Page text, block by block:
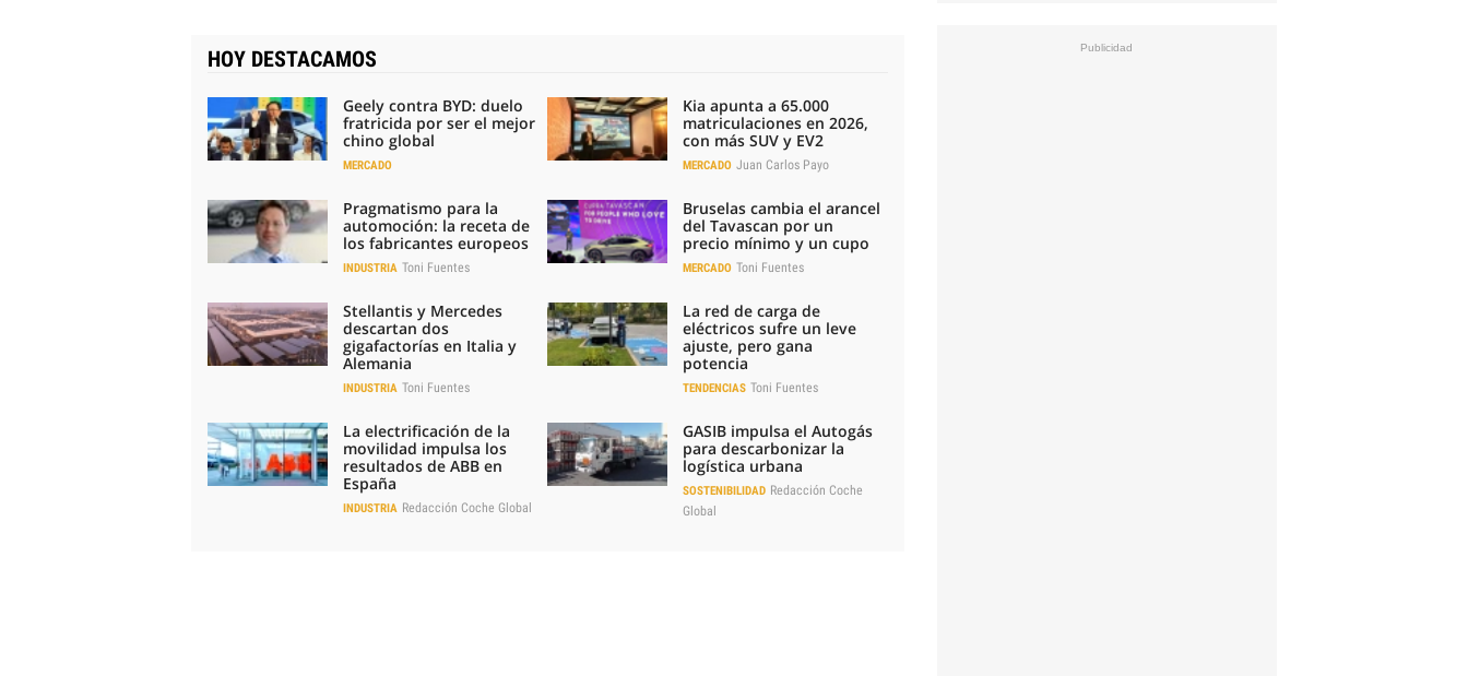
HOY DESTACAMOS
Geely contra BYD: duelo
fratricida por ser el mejor
chino global
MERCADO
Kia apunta a 65.000
matriculaciones en 2026,
con más SUV y EV2
MERCADO Juan Carlos Payo
Pragmatismo para la
automoción: la receta de
los fabricantes europeos
INDUSTRIA Toni Fuentes
Bruselas cambia el arancel
del Tavascan por un
precio mínimo y un cupo
MERCADO Toni Fuentes
Stellantis y Mercedes
descartan dos
gigafactorías en Italia y
Alemania
INDUSTRIA Toni Fuentes
La red de carga de
eléctricos sufre un leve
ajuste, pero gana
potencia
TENDENCIAS Toni Fuentes
La electrificación de la
movilidad impulsa los
resultados de ABB en
España
INDUSTRIA Redacción Coche Global
GASIB impulsa el Autogás
para descarbonizar la
logística urbana
SOSTENIBILIDAD Redacción Coche
Global